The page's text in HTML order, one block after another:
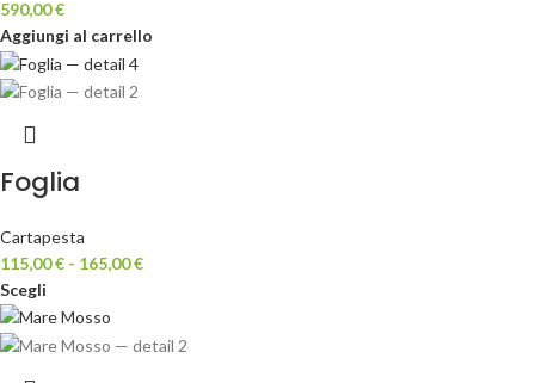
590,00€
Aggiungi al carrello
Foglia
Cartapesta
115,00€ - 165,00€
Scegli